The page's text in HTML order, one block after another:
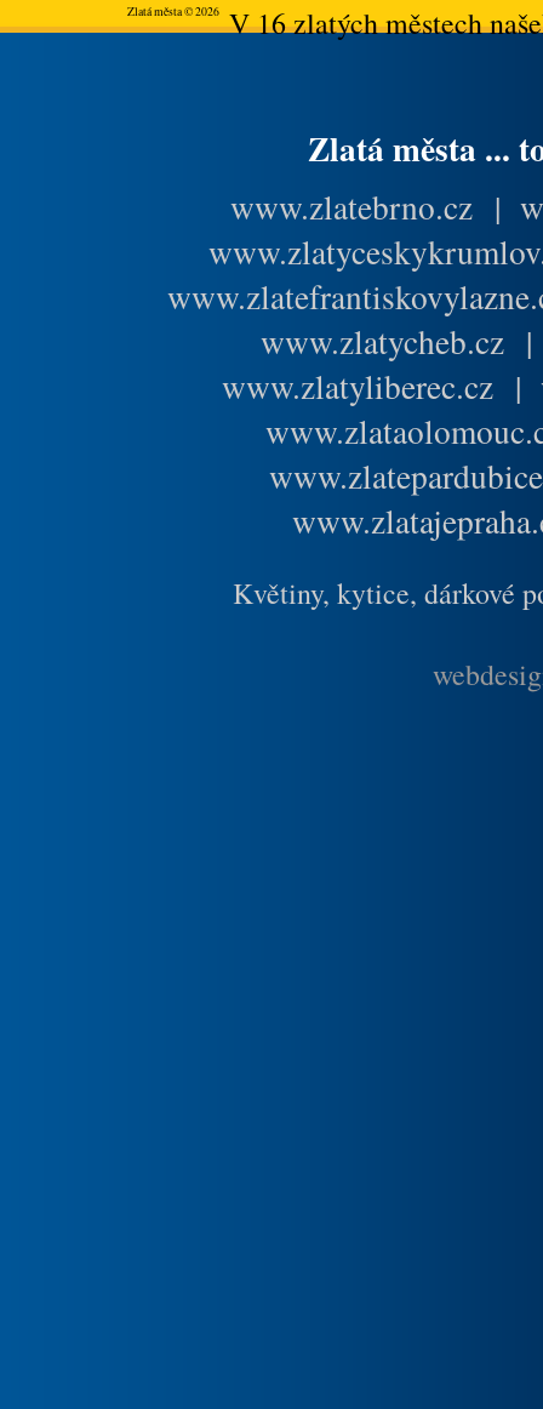
Zlatá města © 2026V 16 zlatých městech
Zlatá města ...
www.zlatebrno.cz |
www.zlatycheb.cz
www.zlatyliberec.cz |
Květiny, kytice, dárkové